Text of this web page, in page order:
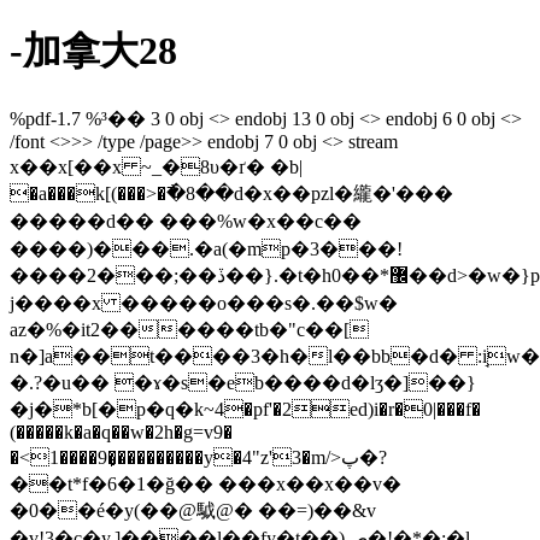
-加拿大28
%pdf-1.7 %³�� 3 0 obj <> endobj 13 0 obj <> endobj 6 0 obj <>
/font <>>> /type /page>> endobj 7 0 obj <> stream
x��x[��x ~_�8υ�ґ� �b|
�a���k[(���>�߯�8��d�x��pzl�䌬�'���
�����d�� ���%w�x��c��
����)���.�a(�mp�3���!
����2���;��ڏ��}.�t�h0��*޼��d>�w�}ph�6k
j����x �����o���s�.��$w�
az�%�it2������tb�"c��[
n�]a��t����3�h�l��bb�d�
�.?�u�� �ɤ�s�eb����d�lʒ�]��}
�j�*b[�p�ԛ�k~4�pf'�2ed)i�r�0|���f�
(�����k�a�q��w�2h�g=v9�
�<1����9�̙���������y�4"z'3�m/>پ�?
��t*f�6�1�ğ�� ���x��x��v�
�0��é�y(��@䮅@� ��=)��&v